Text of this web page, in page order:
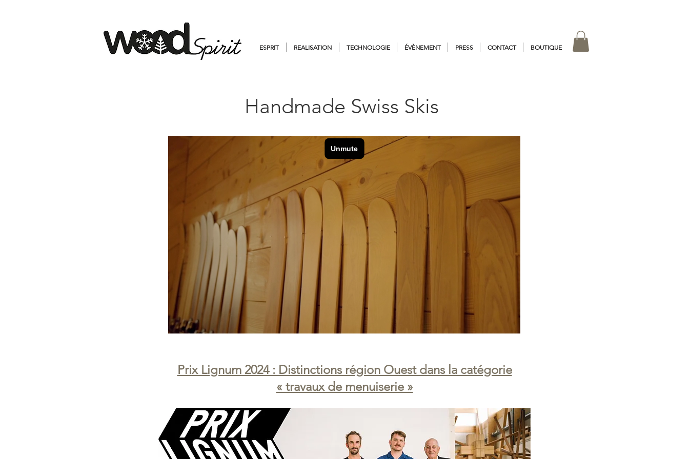
ESPRIT REALISATION TECHNOLOGIE ÉVÈNEMENT PRESS CONTACT BOUTIQUE
Handmade Swiss Skis
Prix Lignum 2024 : Distinctions région Ouest dans la catégorie
« travaux de menuiserie »